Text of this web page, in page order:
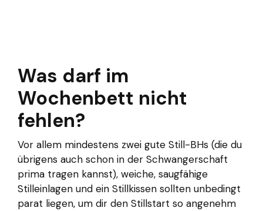
Was darf im
Wochenbett nicht
fehlen?
Vor allem mindestens zwei gute Still-BHs (die du
übrigens auch schon in der Schwangerschaft
prima tragen kannst), weiche, saugfähige
Stilleinlagen und ein Stillkissen sollten unbedingt
parat liegen, um dir den Stillstart so angenehm